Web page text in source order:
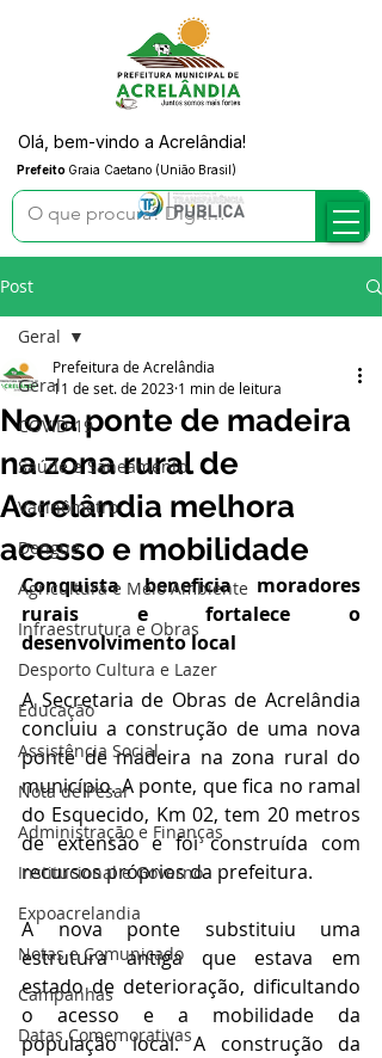
Prefeito Graia Caetano (União Brasil)
Olá, bem-vindo a Acrelândia!
Post
Geral
COVID-19
Saúde e Saneamento
Vacinômetro
Dengue
Agricultura e Meio Ambiente
Infraestrutura e Obras
Desporto Cultura e Lazer
Educação
Assistência Social
Nota de Pesar
Administração e Finanças
Institucional e Governo
Expoacrelandia
Notas e Comunicado
Campanhas
Datas Comemorativas
Geral
Nova ponte de madeira
na zona rural de
Acrelândia melhora
acesso e mobilidade
Prefeitura de Acrelândia
11 de set. de 2023 1 min de leitura
Conquista beneficia moradores
rurais e fortalece o
desenvolvimento local
A Secretaria de Obras de Acrelândia
concluiu a construção de uma nova
ponte de madeira na zona rural do
município. A ponte, que fica no ramal
do Esquecido, Km 02, tem 20 metros
de extensão e foi construída com
recursos próprios da prefeitura.
A nova ponte substituiu uma
estrutura antiga que estava em
estado de deterioração, dificultando
o acesso e a mobilidade da
população local. A construção da